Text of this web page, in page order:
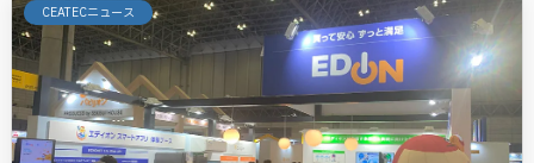
CEATECニュース